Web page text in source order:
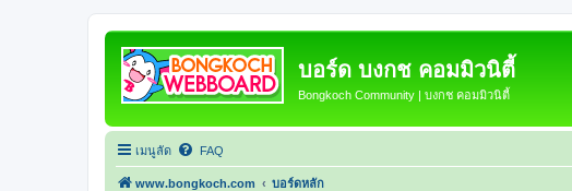
บอร์ด บงกช คอมมิวนิตี้
Bongkoch Community | บงกช คอมมิวนิตี้
เมนูลัด FAQ
www.bongkoch.com บอร์ดหลัก